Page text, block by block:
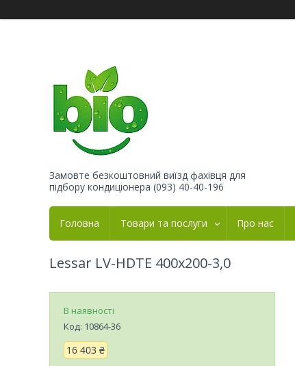
Замовте безкоштовний виїзд фахівця для
підбору кондиціонера (093) 40-40-196
Головна Товари та послуги Про нас
Lessar LV-HDTE 400x200-3,0
В наявності
Код: 10864-36
16 403 ₴